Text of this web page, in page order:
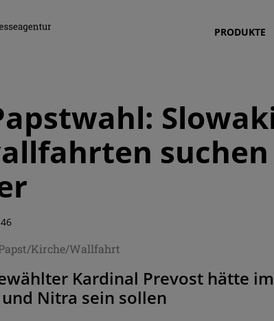
PRODUKTE
Kirche/Wallfahrt
Kardinal Prevost hätte
Nitra sein sollen